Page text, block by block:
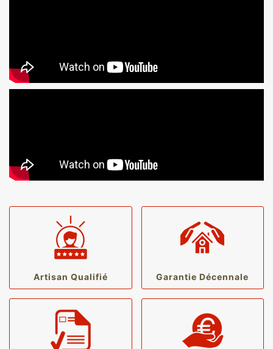
Artisan Qualifié Garantie Décennale